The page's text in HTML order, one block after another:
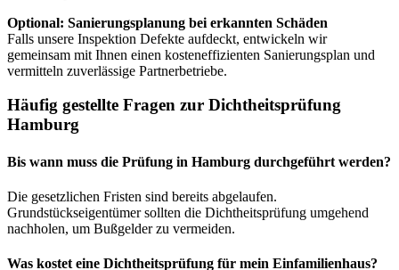
Optional: Sanierungsplanung bei erkannten Schäden
Falls unsere Inspektion Defekte aufdeckt, entwickeln wir
gemeinsam mit Ihnen einen kosteneffizienten Sanierungsplan und
vermitteln zuverlässige Partnerbetriebe.
Häufig gestellte Fragen zur Dichtheitsprüfung
Hamburg
Bis wann muss die Prüfung in Hamburg durchgeführt werden?
Die gesetzlichen Fristen sind bereits abgelaufen.
Grundstückseigentümer sollten die Dichtheitsprüfung umgehend
nachholen, um Bußgelder zu vermeiden.
Was kostet eine Dichtheitsprüfung für mein Einfamilienhaus?